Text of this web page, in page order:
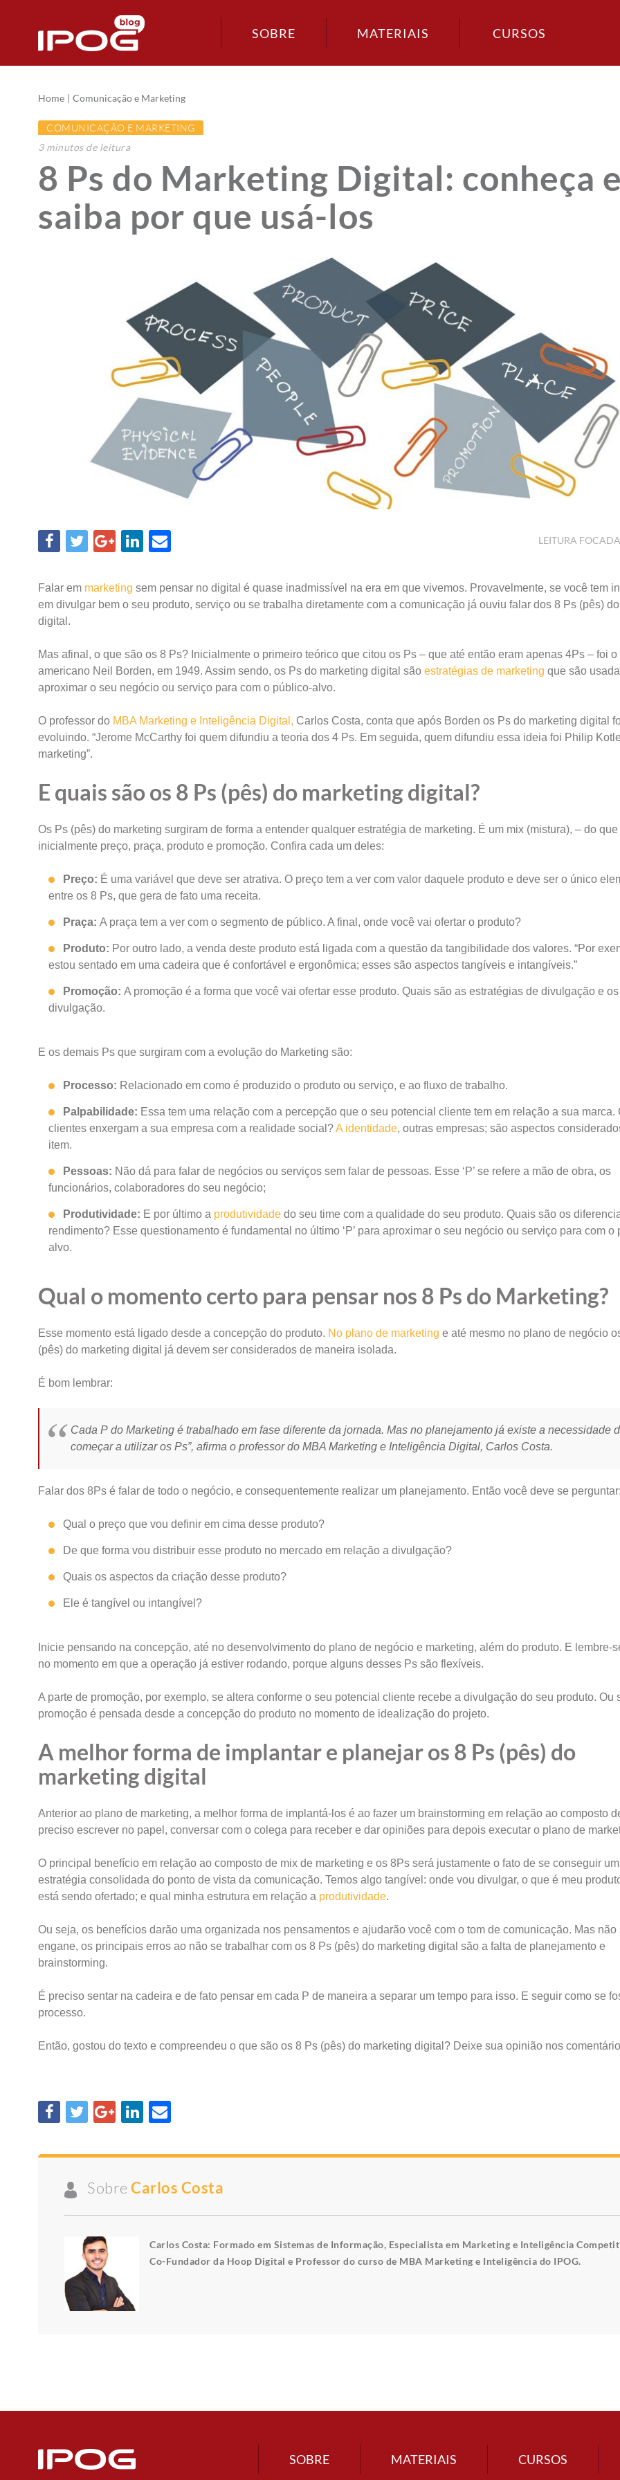
SOBRE MATERIAIS CURSOS
Home Comunicação e Marketing
COMUNICAÇÃO E MARKETING
3 minutosde leitura
8 Ps do Marketing Digital: conheça e
saiba por que usá-los
LEITURA FOCADA
Falar em marketing sem pensar no digital é quase inadmissível na era em que vivemos. Provavelmente, se você tem
em divulgar bem o seu produto, serviço ou se trabalha diretamente com a comunicação já ouviu falar dos 8 Ps (pês)
digital.
Mas afinal, o que são os 8 Ps? Inicialmente o primeiro teórico que citou os Ps – que até então eram apenas 4Ps – foi o
americano Neil Borden, em 1949. Assim sendo, os Ps do marketing digital são estratégias de marketing que são
aproximar o seu negócio ou serviço para com o público-alvo.
O professor do MBA Marketing e Inteligência Digital, Carlos Costa, conta que após Borden os Ps do marketing digital
evoluindo. “Jerome McCarthy foi quem difundiu a teoria dos 4 Ps. Em seguida, quem difundiu essa ideia foi Philip
marketing”.
E quais são os 8 Ps (pês) do marketing digital?
Os Ps (pês) do marketing surgiram de forma a entender qualquer estratégia de marketing. É um mix (mistura), – do que
inicialmente preço, praça, produto e promoção. Confira cada um deles:
Preço: É uma variável que deve ser atrativa. O preço tem a ver com valor daquele produto e deve ser o único
entre os 8 Ps, que gera de fato uma receita.
Praça: A praça tem a ver com o segmento de público. A final, onde você vai ofertar o produto?
Produto: Por outro lado, a venda deste produto está ligada com a questão da tangibilidade dos valores. “Por
estou sentado em uma cadeira que é confortável e ergonômica; esses são aspectos tangíveis e intangíveis.”
Promoção: A promoção é a forma que você vai ofertar esse produto. Quais são as estratégias de divulgação e
divulgação.
E os demais Ps que surgiram com a evolução do Marketing são:
Processo: Relacionado em como é produzido o produto ou serviço, e ao fluxo de trabalho.
Palpabilidade: Essa tem uma relação com a percepção que o seu potencial cliente tem em relação a sua marca.
clientes enxergam a sua empresa com a realidade social?A identidade, outras empresas; são aspectos
item.
Pessoas: Não dá para falar de negócios ou serviços sem falar de pessoas. Esse ‘P’ se refere a mão de obra, os
funcionários, colaboradores do seu negócio;
Produtividade: E por último a produtividade do seu time com a qualidade do seu produto. Quais são os
rendimento? Esse questionamento é fundamental no último ‘P’ para aproximar o seu negócio ou serviço para com o
alvo.
Qual o momento certo para pensar nos 8 Ps do Marketing?
Esse momento está ligado desde a concepção do produto. No plano de marketing e até mesmo no plano de negócio
(pês) do marketing digital já devem ser considerados de maneira isolada.
É bom lembrar:
Cada P do Marketing é trabalhado em fase diferente da jornada. Mas no planejamento já existe a necessidade
começar a utilizar os Ps”, afirma o professor do MBA Marketing e Inteligência Digital, Carlos Costa.
Falar dos 8Ps é falar de todo o negócio, e consequentemente realizar um planejamento. Então você deve se perguntar:
Qual o preço que vou definir em cima desse produto?
De que forma vou distribuir esse produto no mercado em relação a divulgação?
Quais os aspectos da criação desse produto?
Ele é tangível ou intangível?
Inicie pensando na concepção, até no desenvolvimento do plano de negócio e marketing, além do produto. E lembre-
no momento em que a operação já estiver rodando, porque alguns desses Ps são flexíveis.
A parte de promoção, por exemplo, se altera conforme o seu potencial cliente recebe a divulgação do seu produto. Ou
promoção é pensada desde a concepção do produto no momento de idealização do projeto.
A melhor forma de implantar e planejar os 8 Ps (pês) do
marketing digital
Anterior ao plano de marketing, a melhor forma de implantá-los é ao fazer um brainstorming em relação ao composto
preciso escrever no papel, conversar com o colega para receber e dar opiniões para depois executar o plano de
O principal benefício em relação ao composto de mix de marketing e os 8Ps será justamente o fato de se conseguir
estratégia consolidada do ponto de vista da comunicação. Temos algo tangível: onde vou divulgar, o que é meu
está sendo ofertado; e qual minha estrutura em relação a produtividade.
Ou seja, os benefícios darão uma organizada nos pensamentos e ajudarão você com o tom de comunicação. Mas não
engane, os principais erros ao não se trabalhar com os 8 Ps (pês) do marketing digital são a falta de planejamento e
brainstorming.
É preciso sentar na cadeira e de fato pensar em cada P de maneira a separar um tempo para isso. E seguir como se
processo.
Então, gostou do texto e compreendeu o que são os 8 Ps (pês) do marketing digital? Deixe sua opinião nos
Sobre Carlos Costa
Carlos Costa: Formado em Sistemas de Informação, Especialista em Marketing e Inteligência
Co-Fundador da Hoop Digital e Professor do curso de MBA Marketing e Inteligência do IPOG.
SOBRE MATERIAIS CURSOS